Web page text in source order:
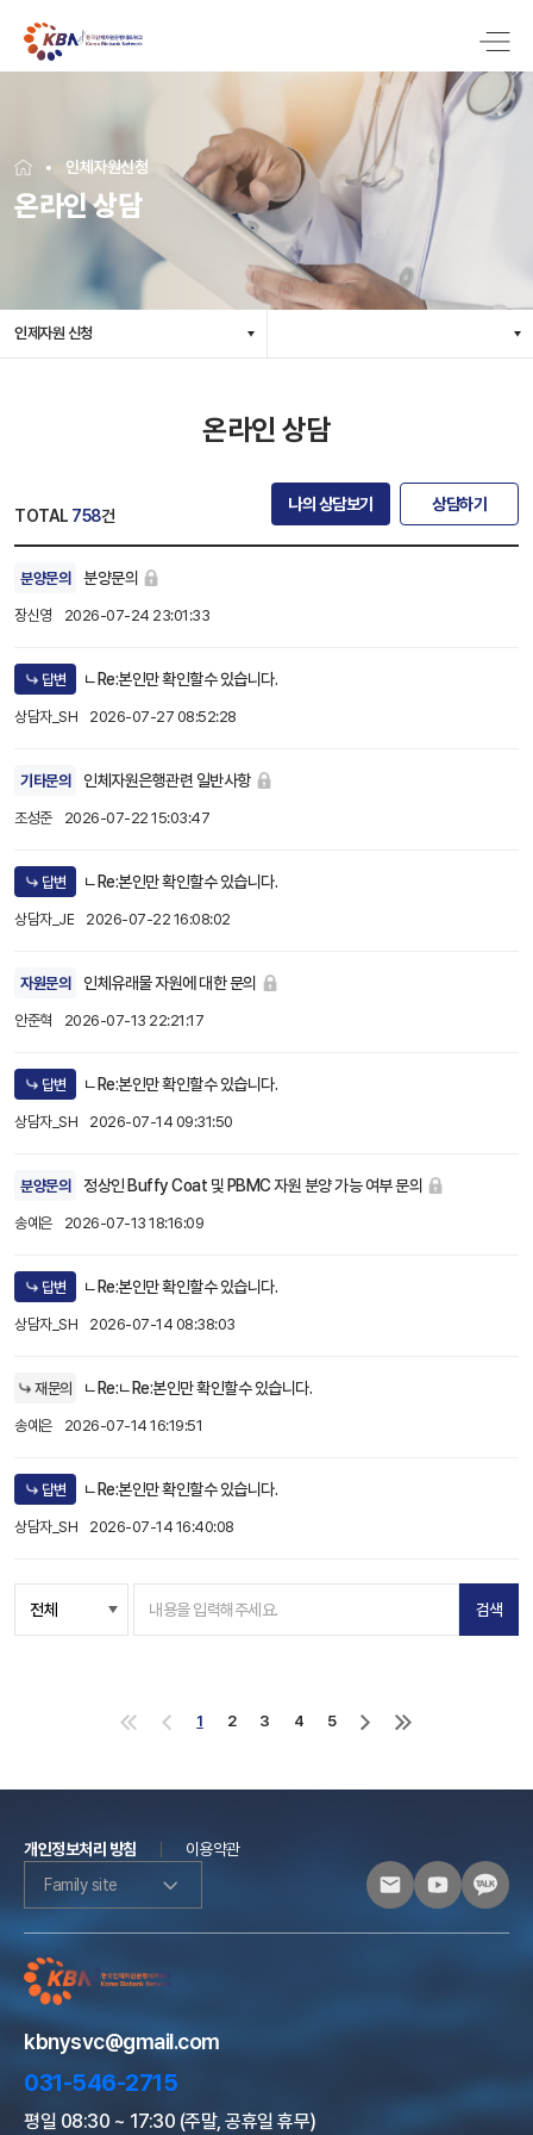
인체자원신청
온라인 상담
인제자원 신청
온라인 상담
TOTAL 758건
나의 상담보기 상담하기
분양문의 분양문의
장신영 2026-07-24 23:01:33
답변 ㄴRe:본인만 확인할수 있습니다.
상담자_SH 2026-07-27 08:52:28
기타문의 인체자원은행관련 일반사항
조성준 2026-07-22 15:03:47
답변 ㄴRe:본인만 확인할수 있습니다.
상담자_JE 2026-07-22 16:08:02
자원문의 인체유래물 자원에 대한 문의
안준혁 2026-07-13 22:21:17
답변 ㄴRe:본인만 확인할수 있습니다.
상담자_SH 2026-07-14 09:31:50
분양문의 정상인 Buffy Coat 및 PBMC 자원 분양 가능 여부 문의
송예은 2026-07-13 18:16:09
답변 ㄴRe:본인만 확인할수 있습니다.
상담자_SH 2026-07-14 08:38:03
재문의 ㄴRe:ㄴRe:본인만 확인할수 있습니다.
송예은 2026-07-14 16:19:51
답변 ㄴRe:본인만 확인할수 있습니다.
상담자_SH 2026-07-14 16:40:08
검색
으
으
1 2 3 4
5
으
막
개인정보처리 방침
이용약관
Family site
kbnysvc@gmail.com
031-546-2715
평일 08:30 ~ 17:30 (주말, 공휴일 휴무)